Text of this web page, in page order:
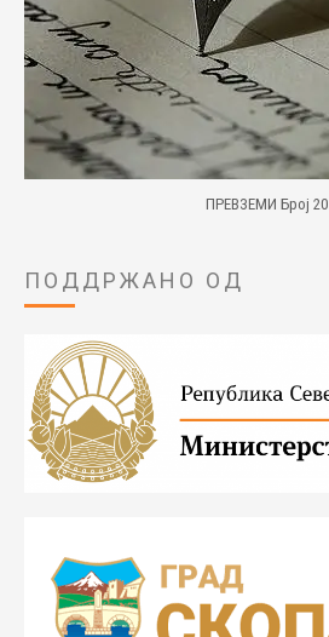
ПРЕВЗЕМИ Број 20
ПОДДРЖАНО ОД